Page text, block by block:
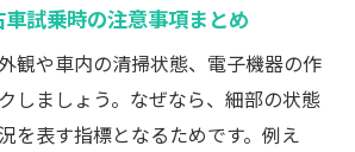
試乗時の注意事項まとめ
観や車内の清掃状態、電子機器の作
しましょう。なぜなら、細部の状態
を表す指標となるためです。例え